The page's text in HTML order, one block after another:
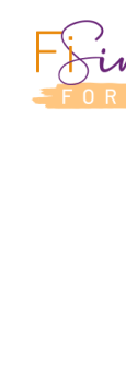
contenido